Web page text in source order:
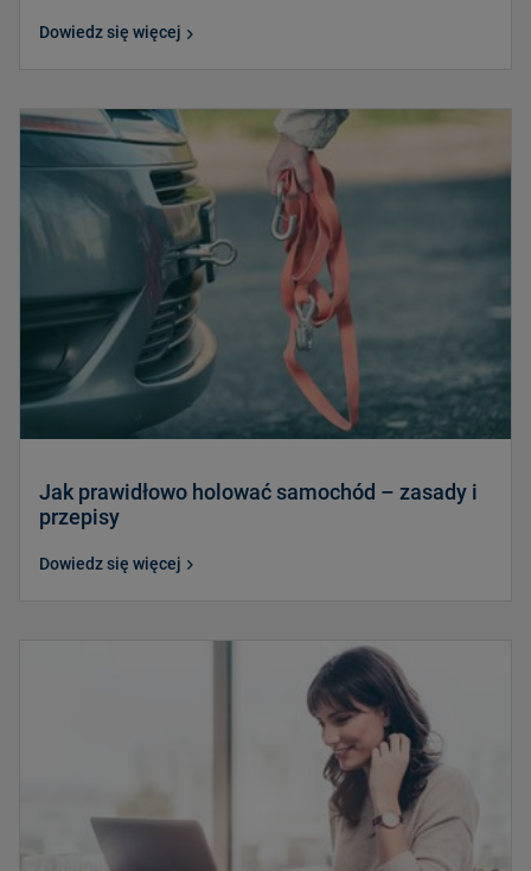
Dowiedz się więcej
Jak prawidłowo holować samochód – zasady i
przepisy
Dowiedz się więcej